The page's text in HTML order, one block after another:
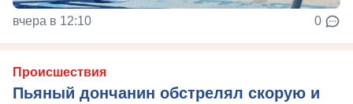
вчера в 12:10 0
Происшествия
Пьяный дончанин обстрелял скорую и